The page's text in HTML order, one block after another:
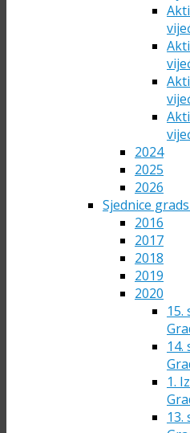
2024
2025
2026
Sjednice
2016
2017
2018
2019
2020
15.
14.
1.
13.